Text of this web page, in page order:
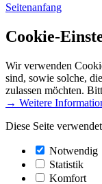
Seitenanfang
Cookie-
Wir verwenden
sind, sowie solche,
zulassen möchten.
→ Weitere
Diese Seite
Notwendig
Statistik
Komfort